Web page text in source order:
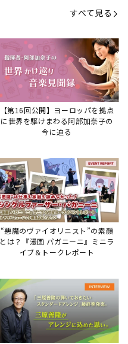
すべて見る
【第16回公開】ヨーロッパを拠点
に世界を駆けまわる阿部加奈子の
今に迫る
“悪魔のヴァイオリニスト”の素顔
とは？『漫画 パガニーニ』ミニラ
イブ＆トークレポート